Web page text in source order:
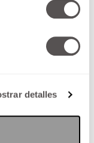
detalles
energía,
de que